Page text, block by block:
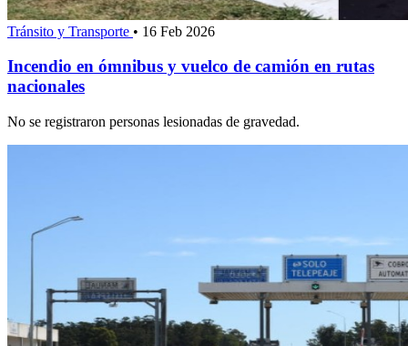
Tránsito y Transporte • 16 Feb 2026
Incendio en ómnibus y vuelco de camión en rutas
nacionales
No se registraron personas lesionadas de gravedad.